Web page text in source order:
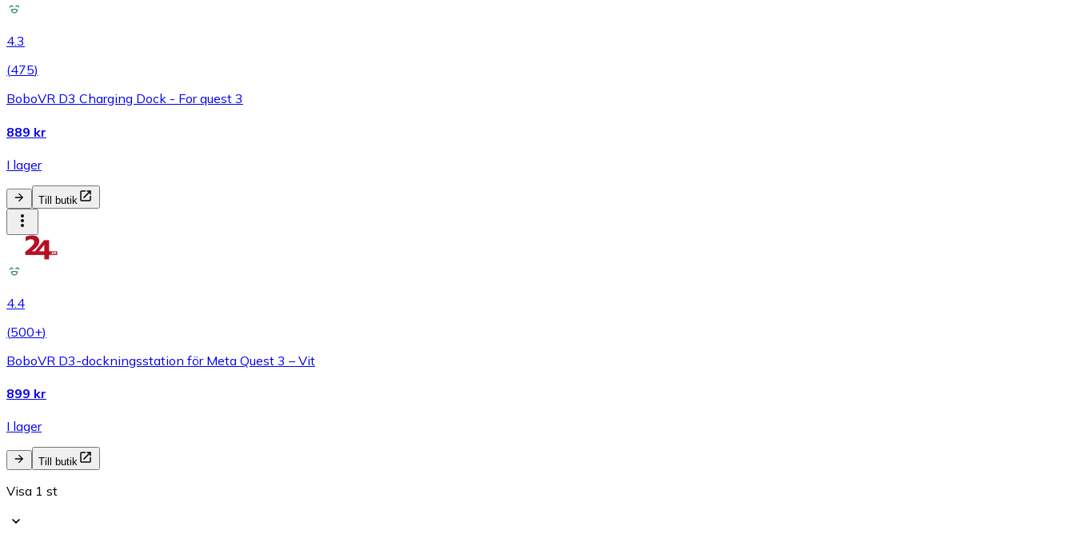
4.3
(475)
BoboVR D3 Charging Dock - For quest 3
889 kr
I lager
Till butik
4.4
(500+)
BoboVR D3-dockningsstation för Meta Quest 3 – Vit
899 kr
I lager
Till butik
Visa 1 st